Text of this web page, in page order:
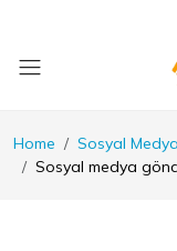
Home
Sosyal Medya
Sosyal medya